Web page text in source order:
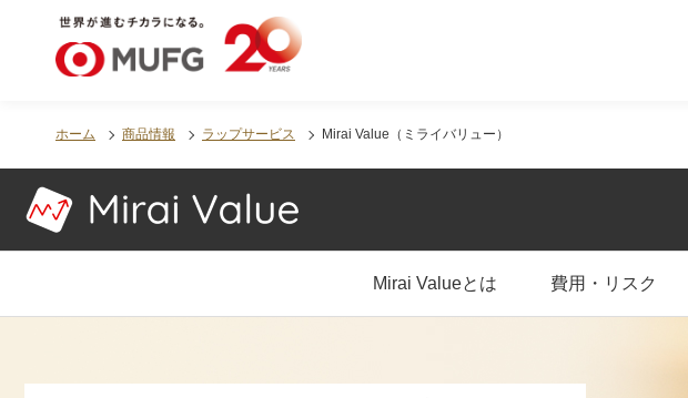
MUFG 世界が進むチカラになる。 三菱ＵＦＪモルガン・スタンレー証券
ホーム 商品情報 ラップサービス Mirai Value（ミライバリュー）
Mirai Valueとは 費用・リスク